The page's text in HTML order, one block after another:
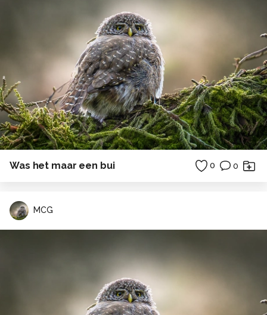
Was het maar een bui 0 0
MCG